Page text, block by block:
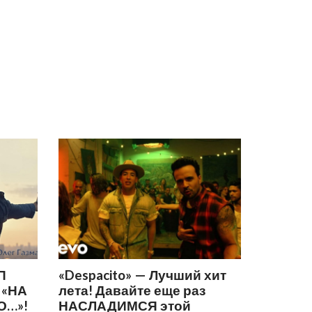
«Despacito» — Лучший хит
лета! Давайте еще раз
НАСЛАДИМСЯ этой